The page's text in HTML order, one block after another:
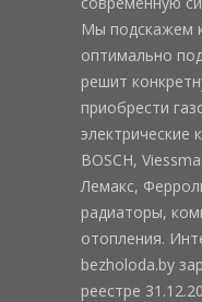
Мы подскажем
оптимально
решит
приобрести
электрические
BOSCH,
Лемакс,
радиаторы,
отопления.
bezholoda.by
реестре